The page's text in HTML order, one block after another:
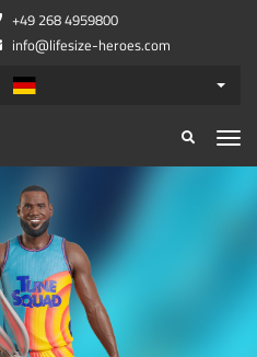
+49 268 4959800
info@lifesize-heroes.com